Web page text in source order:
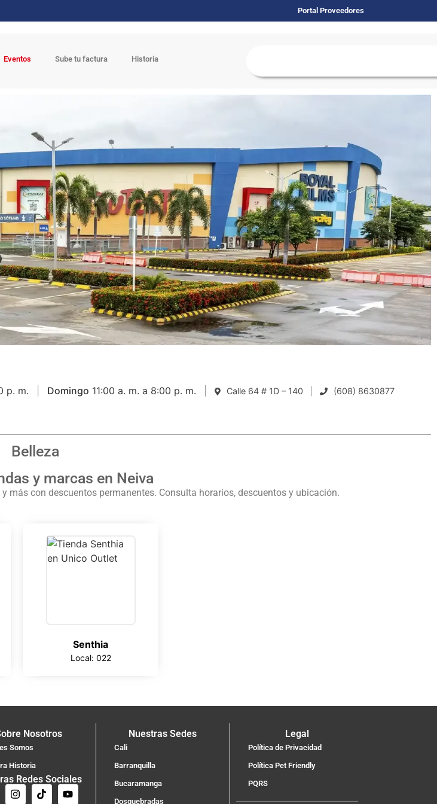
Portal Proveedores
Eventos Sube tu factura Historia
p. m. Domingo 11:00 a. m. a 8:00 p. m. Calle 64 # 1D – 140 (608) 8630877
Belleza
y marcas en Neiva
más con descuentos permanentes. Consulta horarios, descuentos y ubicación.
Senthia
Local: 022
Nosotros
Somos
Historia
Redes Sociales
Nuestras Sedes
Cali
Barranquilla
Bucaramanga
Dosquebradas
Legal
Política de Privacidad
Política Pet Friendly
PQRS